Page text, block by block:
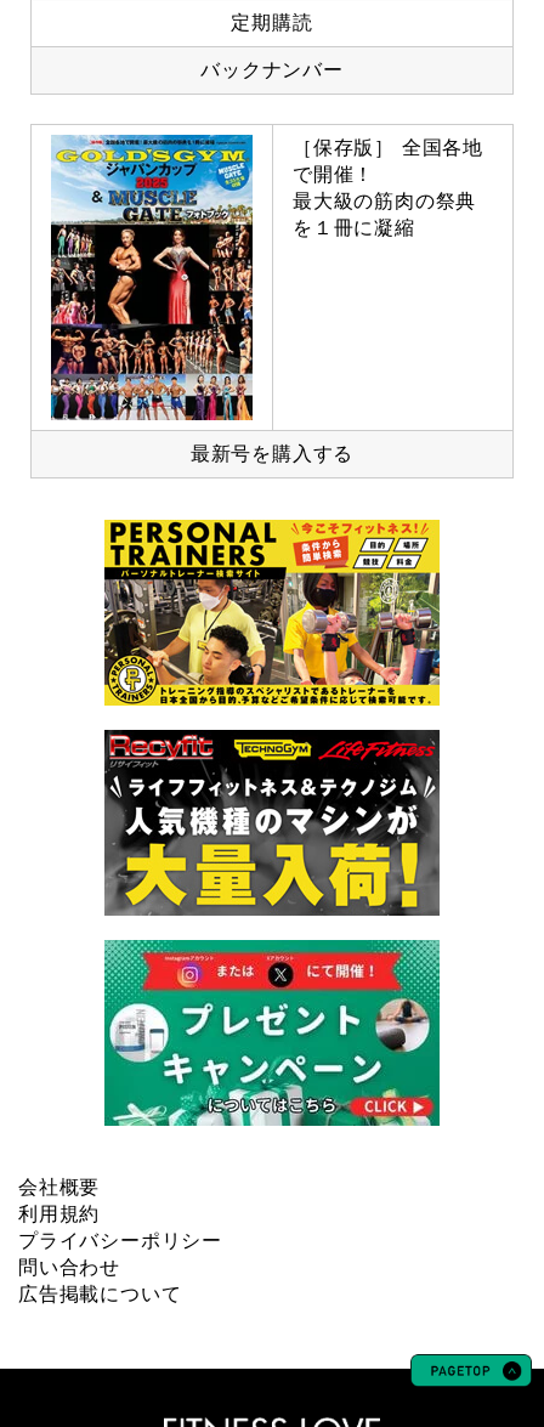
定期購読
バックナンバー
［保存版］ 全国各地
で開催！
最大級の筋肉の祭典
を１冊に凝縮
最新号を購入する
会社概要
利用規約
プライバシーポリシー
問い合わせ
広告掲載について